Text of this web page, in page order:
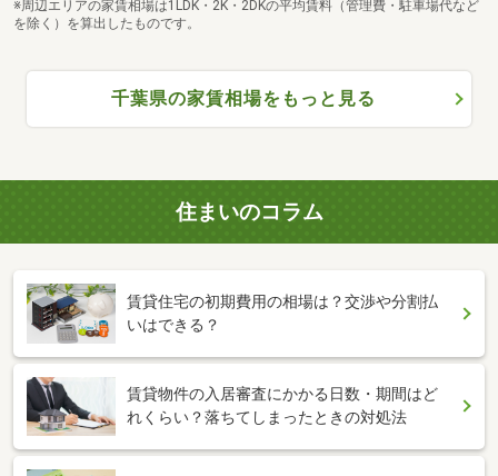
※周辺エリアの家賃相場は1LDK・2K・2DKの平均賃料（管理費・駐車場代など
を除く）を算出したものです。
千葉県の家賃相場をもっと見る
住まいのコラム
賃貸住宅の初期費用の相場は？交渉や分割払
いはできる？
賃貸物件の入居審査にかかる日数・期間はど
れくらい？落ちてしまったときの対処法